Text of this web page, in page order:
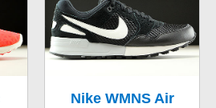
Nike WMNS Air